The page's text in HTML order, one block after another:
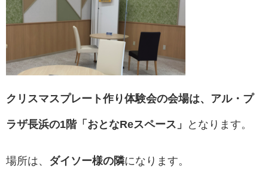
クリスマスプレート作り体験会の会場は、アル・プ
ラザ長浜の1階「おとなReスペース」 となります。
場所は、 ダイソー様の隣になります。